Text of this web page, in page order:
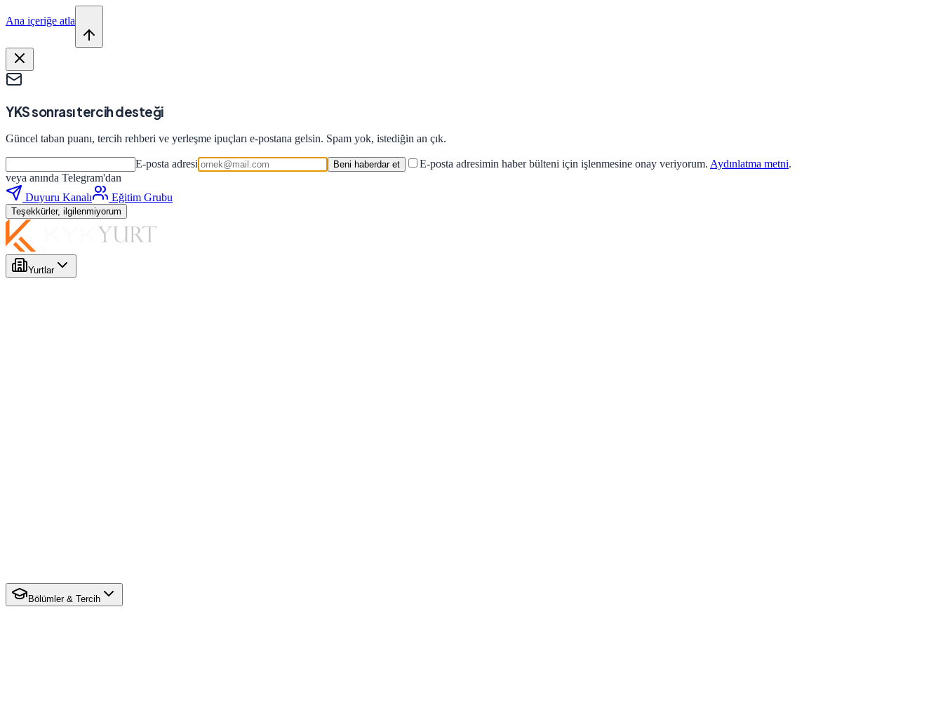
Ana içeriğe atla
YKS sonrası tercih desteği
Güncel taban puanı, tercih rehberi ve yerleşme ipuçları e-postana gelsin. Spam yok, istediğin an çık.
E-posta adresi Beni haberdar et E-posta adresimin haber bülteni için işlenmesine onay veriyorum. Aydınlatma metni.
veya anında Telegram'dan
Duyuru Kanalı
Eğitim Grubu
Teşekkürler, ilgilenmiyorum
Yurtlar
Bölümler & Tercih